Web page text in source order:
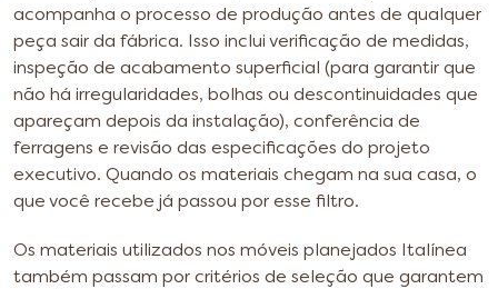
acompanha o processo de produção antes de qualquer
peça sair da fábrica. Isso inclui verificação de medidas,
inspeção de acabamento superficial (para garantir que
não há irregularidades, bolhas ou descontinuidades que
apareçam depois da instalação), conferência de
ferragens e revisão das especificações do projeto
executivo. Quando os materiais chegam na sua casa, o
que você recebe já passou por esse filtro.
Os materiais utilizados nos móveis planejados Italínea
também passam por critérios de seleção que garantem